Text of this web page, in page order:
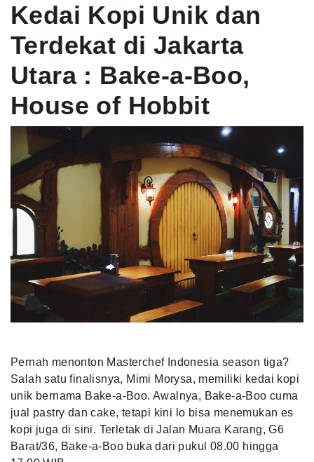
Kedai Kopi Unik dan
Terdekat di Jakarta
Utara : Bake-a-Boo,
House of Hobbit
Pernah menonton Masterchef Indonesia season tiga?
Salah satu finalisnya, Mimi Morysa, memiliki kedai kopi
unik bernama Bake-a-Boo. Awalnya, Bake-a-Boo cuma
jual pastry dan cake, tetapi kini lo bisa menemukan es
kopi juga di sini. Terletak di Jalan Muara Karang, G6
Barat/36, Bake-a-Boo buka dari pukul 08.00 hingga